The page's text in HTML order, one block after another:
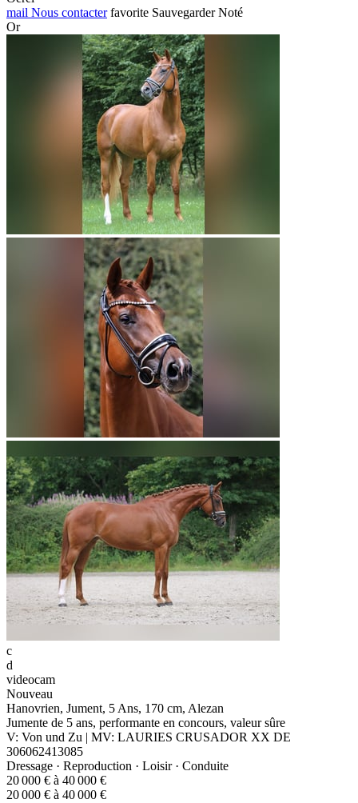
mail Nous contacter favorite Sauvegarder Noté
Or
c
d
videocam
Nouveau
Hanovrien, Jument, 5 Ans, 170 cm, Alezan
Jumente de 5 ans, performante en concours, valeur sûre
V: Von und Zu | MV: LAURIES CRUSADOR XX DE
306062413085
Dressage · Reproduction · Loisir · Conduite
20 000 € à 40 000 €
20 000 € à 40 000 €